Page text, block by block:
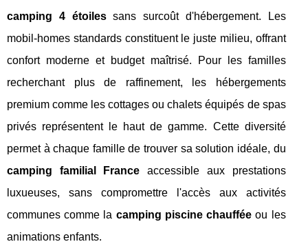
camping 4 étoilessans surcoût d'hébergement. Les
mobil-homes standards constituent le juste milieu, offrant
confort moderne et budget maîtrisé. Pour les familles
recherchant plus de raffinement, les hébergements
premium comme les cottages ou chalets équipés de spas
privés représentent le haut de gamme. Cette diversité
permet à chaque famille de trouver sa solution idéale, du
camping familial France accessible aux prestations
luxueuses, sans compromettre l'accès aux activités
communes comme la camping piscine chauffée ou les
animations enfants.